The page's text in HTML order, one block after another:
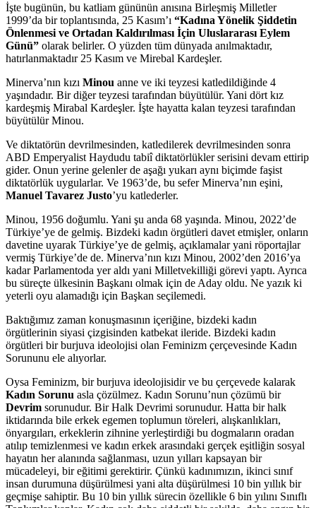
İşte bugünün, bu katliam gününün anısına Birleşmiş Milletler
1999’da bir toplantısında, 25 Kasım’ı “Kadına Yönelik Şiddetin
Önlenmesi ve Ortadan Kaldırılması İçin Uluslararası Eylem
Günü” olarak belirler. O yüzden tüm dünyada anılmaktadır,
hatırlanmaktadır 25 Kasım ve Mirebal Kardeşler.
Minerva’nın kızı Minou anne ve iki teyzesi katledildiğinde 4
yaşındadır. Bir diğer teyzesi tarafından büyütülür. Yani dört kız
kardeşmiş Mirabal Kardeşler. İşte hayatta kalan teyzesi tarafından
büyütülür Minou.
Ve diktatörün devrilmesinden, katledilerek devrilmesinden sonra
ABD Emperyalist Haydudu tabiî diktatörlükler serisini devam ettirip
gider. Onun yerine gelenler de aşağı yukarı aynı biçimde faşist
diktatörlük uygularlar. Ve 1963’de, bu sefer Minerva’nın eşini,
Manuel Tavarez Justo’yu katlederler.
Minou, 1956 doğumlu. Yani şu anda 68 yaşında. Minou, 2022’de
Türkiye’ye de gelmiş. Bizdeki kadın örgütleri davet etmişler, onların
davetine uyarak Türkiye’ye de gelmiş, açıklamalar yani röportajlar
vermiş Türkiye’de de. Minerva’nın kızı Minou, 2002’den 2016’ya
kadar Parlamentoda yer aldı yani Milletvekilliği görevi yaptı. Ayrıca
bu süreçte ülkesinin Başkanı olmak için de Aday oldu. Ne yazık ki
yeterli oyu alamadığı için Başkan seçilemedi.
Baktığımız zaman konuşmasının içeriğine, bizdeki kadın
örgütlerinin siyasi çizgisinden katbekat ileride. Bizdeki kadın
örgütleri bir burjuva ideolojisi olan Feminizm çerçevesinde Kadın
Sorununu ele alıyorlar.
Oysa Feminizm, bir burjuva ideolojisidir ve bu çerçevede kalarak
Kadın Sorunu asla çözülmez. Kadın Sorunu’nun çözümü bir
Devrim sorunudur. Bir Halk Devrimi sorunudur. Hatta bir halk
iktidarında bile erkek egemen toplumun töreleri, alışkanlıkları,
önyargıları, erkeklerin zihnine yerleştirdiği bu dogmaların oradan
atılıp temizlenmesi ve kadın erkek arasındaki gerçek eşitliğin sosyal
hayatın her alanında sağlanması, uzun yılları kapsayan bir
mücadeleyi, bir eğitimi gerektirir. Çünkü kadınımızın, ikinci sınıf
insan durumuna düşürülmesi yani alta düşürülmesi 10 bin yıllık bir
geçmişe sahiptir. Bu 10 bin yıllık sürecin özellikle 6 bin yılını Sınıflı